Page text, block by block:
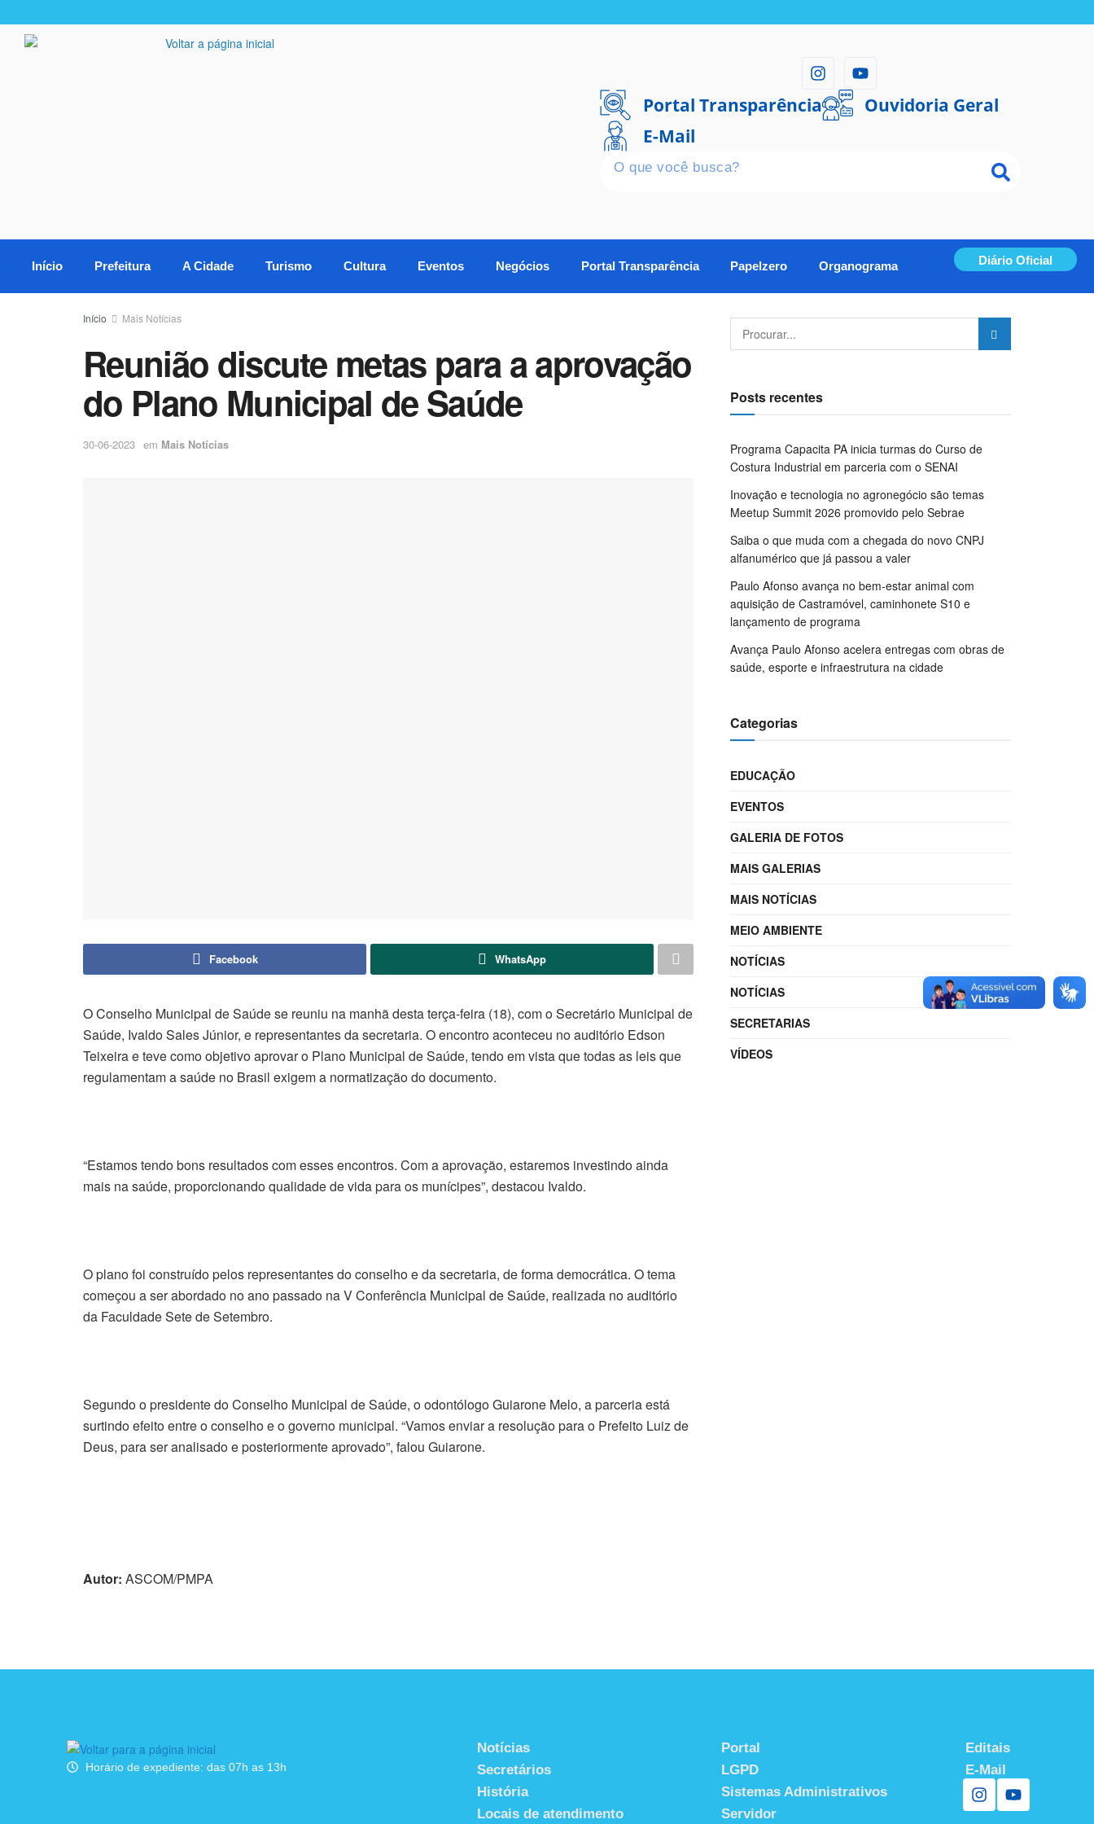
Portal Transparência
Ouvidoria Geral
E-Mail
Início Prefeitura A Cidade Turismo Cultura Eventos Negócios Portal Transparência Papelzero Organograma Diário Oficial
Início Mais Notícias
Reunião discute metas para a aprovação
do Plano Municipal de Saúde
30-06-2023 em Mais Notícias
Facebook WhatsApp
O Conselho Municipal de Saúde se reuniu na manhã desta terça-feira (18), com o Secretário Municipal de
Saúde, Ivaldo Sales Júnior, e representantes da secretaria. O encontro aconteceu no auditório Edson
Teixeira e teve como objetivo aprovar o Plano Municipal de Saúde, tendo em vista que todas as leis que
regulamentam a saúde no Brasil exigem a normatização do documento.
“Estamos tendo bons resultados com esses encontros. Com a aprovação, estaremos investindo ainda
mais na saúde, proporcionando qualidade de vida para os munícipes”, destacou Ivaldo.
O plano foi construído pelos representantes do conselho e da secretaria, de forma democrática. O tema
começou a ser abordado no ano passado na V Conferência Municipal de Saúde, realizada no auditório
da Faculdade Sete de Setembro.
Segundo o presidente do Conselho Municipal de Saúde, o odontólogo Guiarone Melo, a parceria está
surtindo efeito entre o conselho e o governo municipal. “Vamos enviar a resolução para o Prefeito Luiz de
Deus, para ser analisado e posteriormente aprovado”, falou Guiarone.
Autor: ASCOM/PMPA
Posts recentes
Programa Capacita PA inicia turmas do Curso de
Costura Industrial em parceria com o SENAI
Inovação e tecnologia no agronegócio são temas
Meetup Summit 2026 promovido pelo Sebrae
Saiba o que muda com a chegada do novo CNPJ
alfanumérico que já passou a valer
Paulo Afonso avança no bem-estar animal com
aquisição de Castramóvel, caminhonete S10 e
lançamento de programa
Avança Paulo Afonso acelera entregas com obras de
saúde, esporte e infraestrutura na cidade
Categorias
EDUCAÇÃO
EVENTOS
GALERIA DE FOTOS
MAIS GALERIAS
MAIS NOTÍCIAS
MEIO AMBIENTE
NOTÍCIAS
NOTÍCIAS
SECRETARIAS
VÍDEOS
Horário de expediente: das 07h as 13h
Notícias
Secretários
História
Locais de atendimento
Portal
LGPD
Sistemas Administrativos
Servidor
Editais
E-Mail